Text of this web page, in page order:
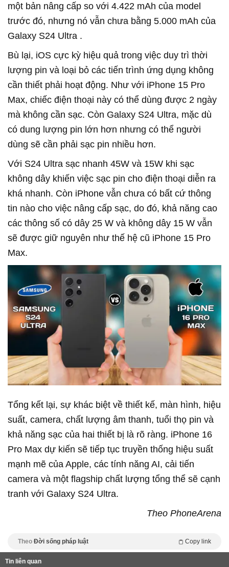
một bản nâng cấp so với 4.422 mAh của model
trước đó, nhưng nó vẫn chưa bằng 5.000 mAh của
Galaxy S24 Ultra .
Bù lại, iOS cực kỳ hiệu quả trong việc duy trì thời
lượng pin và loại bỏ các tiến trình ứng dụng không
cần thiết phải hoạt động. Như với iPhone 15 Pro
Max, chiếc điện thoại này có thể dùng được 2 ngày
mà không cần sạc. Còn Galaxy S24 Ultra, mặc dù
có dung lượng pin lớn hơn nhưng có thể người
dùng sẽ cần phải sạc pin nhiều hơn.
Với S24 Ultra sạc nhanh 45W và 15W khi sạc
không dây khiến việc sạc pin cho điện thoại diễn ra
khá nhanh. Còn iPhone vẫn chưa có bất cứ thông
tin nào cho việc nâng cấp sạc, do đó, khả năng cao
các thông số có dây 25 W và không dây 15 W vẫn
sẽ được giữ nguyên như thế hệ cũ iPhone 15 Pro
Max.
Tổng kết lại, sự khác biệt về thiết kế, màn hình, hiệu
suất, camera, chất lượng âm thanh, tuổi thọ pin và
khả năng sạc của hai thiết bị là rõ ràng. iPhone 16
Pro Max dự kiến sẽ tiếp tục truyền thống hiệu suất
mạnh mẽ của Apple, các tính năng AI, cải tiến
camera và một flagship chất lượng tổng thể sẽ cạnh
tranh với Galaxy S24 Ultra.
Theo PhoneArena
Theo Đời sống pháp luật Copy link
Tin liên quan